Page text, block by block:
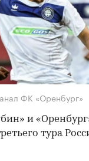
ФК «Оренбург»
и
тура